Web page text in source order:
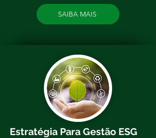
SAIBA MAIS
Estratégia Para Gestão ESG